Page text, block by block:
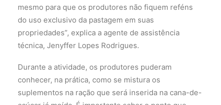
mesmo para que os produtores não fiquem reféns
do uso exclusivo da pastagem em suas
propriedades”, explica a agente de assistência
técnica, Jenyffer Lopes Rodrigues.
Durante a atividade, os produtores puderam
conhecer, na prática, como se mistura os
suplementos na ração que será inserida na cana-de-